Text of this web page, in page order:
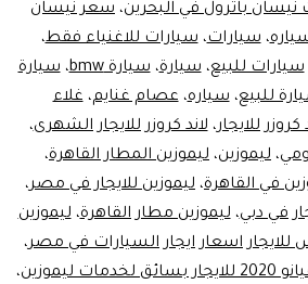
باترول في البحرين، سعر نيسان
،سيارات،سيارات للاغنياء فقط،
سيارات للبيع،سيارة،سيارة bmw ،سيارة
للبيع،سياره،عصام غنايم،غلاء
كروزر للايجار،لاند كروزر للايجار الشهرى،
، ليموزين، ليموزين المطار القاهرة،
في القاهرة، ليموزين للايجار في مصر،
في دبي،ليموزين مطار القاهرة،ليموزين
اسعار ايجار السيارات في مصر،
ليموزين
،